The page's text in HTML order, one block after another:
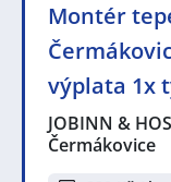
Montér
výplata 1x
JOBINN &
Čermákovice